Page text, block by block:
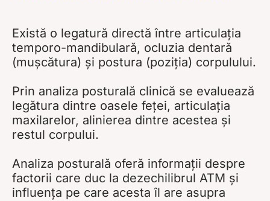
Există o legatură directă între articulația
temporo-mandibulară, ocluzia dentară
(mușcătura) și postura (poziția) corpulului.
Prin analiza posturală clinică se evaluează
legătura dintre oasele feței, articulația
maxilarelor, alinierea dintre acestea și
restul corpului.
Analiza posturală oferă informații despre
factorii care duc la dezechilibrul ATM și
influența pe care acesta îl are asupra